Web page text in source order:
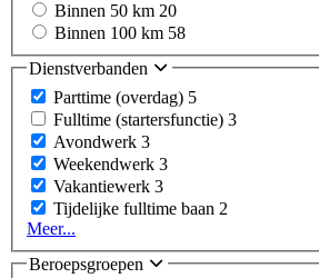
Binnen 50 km 20
Binnen 100 km 58
Dienstverbanden
Parttime (overdag) 5
Fulltime (startersfunctie) 3
Avondwerk 3
Weekendwerk 3
Vakantiewerk 3
Tijdelijke fulltime baan 2
Meer...
Beroepsgroepen